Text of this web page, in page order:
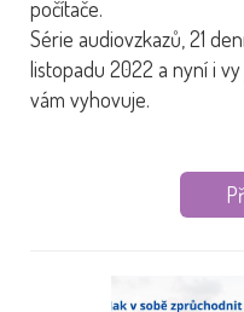
počítače.
Série audiovzkazů, 21
listopadu 2022 a nyní i
vám vyhovuje.